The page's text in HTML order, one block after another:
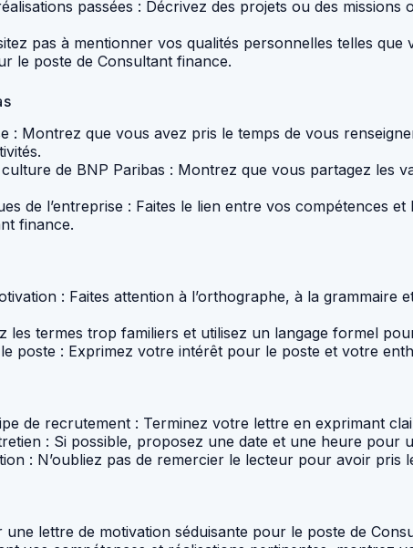
passées : Décrivez des projets ou des
pas à mentionner vos qualités personnelles telles
le poste de Consultant finance.
: Montrez que vous avez pris le temps de vous
de BNP Paribas : Montrez que vous partagez les
de l’entreprise : Faites le lien entre vos compétences
finance.
: Faites attention à l’orthographe, à la
les termes trop familiers et utilisez un langage formel
poste : Exprimez votre intérêt pour le poste et votre
de recrutement : Terminez votre lettre en exprimant
: Si possible, proposez une date et une heure pour
: N’oubliez pas de remercier le lecteur pour avoir
lettre de motivation séduisante pour le poste de